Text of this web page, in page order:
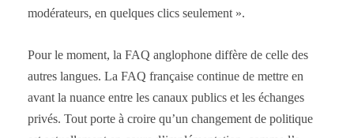
modérateurs, en quelques clics seulement ».
Pour le moment, la FAQ anglophone diffère de celle des
autres langues. La FAQ française continue de mettre en
avant la nuance entre les canaux publics et les échanges
privés. Tout porte à croire qu’un changement de politique